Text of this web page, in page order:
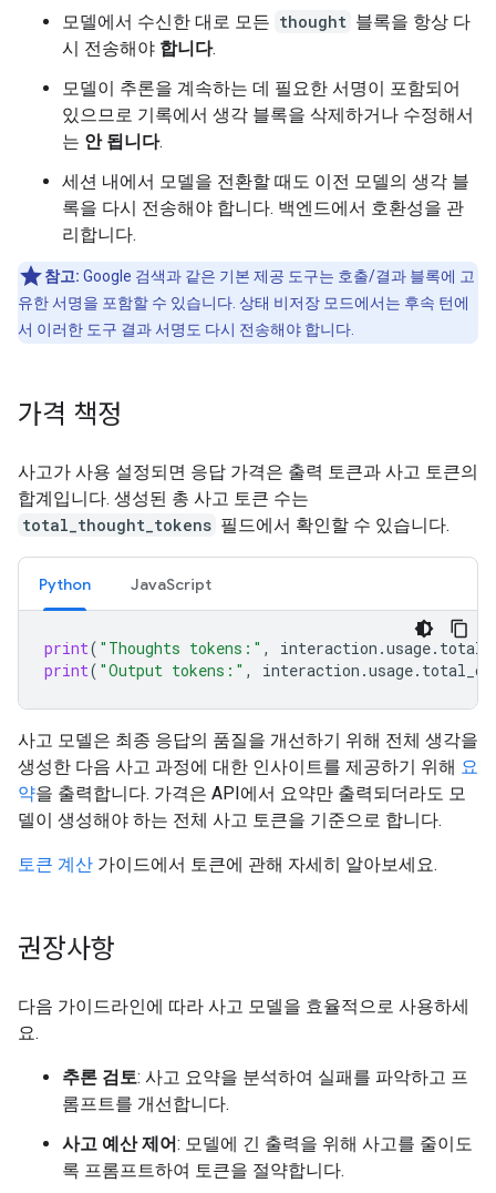
모델에서 수신한 대로 모든 thought 블록을 항상 다
시 전송해야 합니다.
모델이 추론을 계속하는 데 필요한 서명이 포함되어
있으므로 기록에서 생각 블록을 삭제하거나 수정해서
는 안 됩니다.
세션 내에서 모델을 전환할 때도 이전 모델의 생각 블
록을 다시 전송해야 합니다. 백엔드에서 호환성을 관
리합니다.
참고: Google 검색과 같은 기본 제공 도구는 호출/결과 블록에 고
유한 서명을 포함할 수 있습니다. 상태 비저장 모드에서는 후속 턴에
서 이러한 도구 결과 서명도 다시 전송해야 합니다.
가격 책정
사고가 사용 설정되면 응답 가격은 출력 토큰과 사고 토큰의
합계입니다. 생성된 총 사고 토큰 수는
total_thought_tokens 필드에서 확인할 수 있습니다.
Python JavaScript
print( "Thoughts tokens:" , interaction .usage.
print( "Output tokens:" , interaction .usage.
사고 모델은 최종 응답의 품질을 개선하기 위해 전체 생각을
생성한 다음 사고 과정에 대한 인사이트를 제공하기 위해 요
약을 출력합니다. 가격은 API에서 요약만 출력되더라도 모
델이 생성해야 하는 전체 사고 토큰을 기준으로 합니다.
토큰 계산 가이드에서 토큰에 관해 자세히 알아보세요.
권장사항
다음 가이드라인에 따라 사고 모델을 효율적으로 사용하세
요.
추론 검토: 사고 요약을 분석하여 실패를 파악하고 프
롬프트를 개선합니다.
사고 예산 제어: 모델에 긴 출력을 위해 사고를 줄이도
록 프롬프트하여 토큰을 절약합니다.